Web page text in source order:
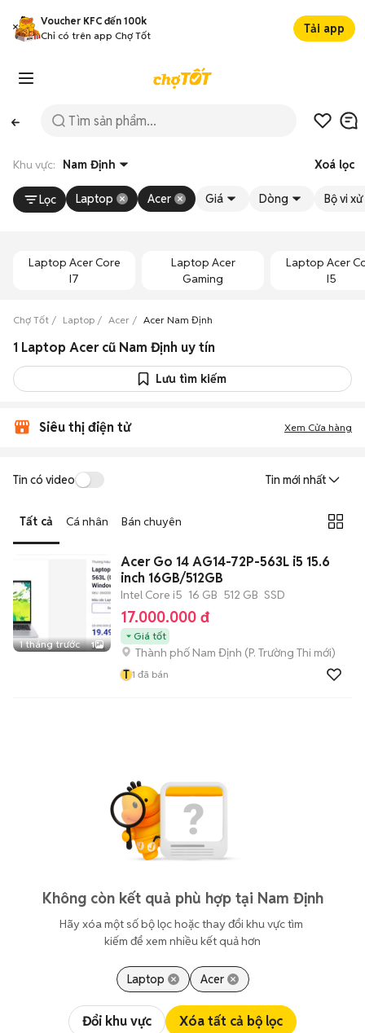
Voucher KFC đến 100k
Chỉ có trên app Chợ Tốt
Tải app
Khu vực: Nam Định Xoá lọc
Lọc Laptop Acer Giá Dòng Bộ vi
Laptop Acer Core
I7
Laptop Acer
Gaming
Laptop Acer
I5
Chợ Tốt Laptop Acer Acer Nam Định
1 Laptop Acer cũ Nam Định uy tín
Lưu tìm kiếm
Siêu thị điện tử Xem Cửa hàng
Tin có video Tin mới nhất
Tất cả Cá nhân Bán chuyên
1 tháng trước 1
Acer Go 14 AG14-72P-563L i5 15.6
inch 16GB/512GB
Intel Core i5 16 GB 512 GB SSD
17.000.000 đ
Giá tốt
Thành phố Nam Định (P. Trường Thi mới)
T 1 đã bán
Không còn kết quả phù hợp tại Nam Định
Hãy xóa một số bộ lọc hoặc thay đổi khu vực tìm
kiếm để xem nhiều kết quả hơn
Laptop Acer
Đổi khu vực Xóa tất cả bộ lọc